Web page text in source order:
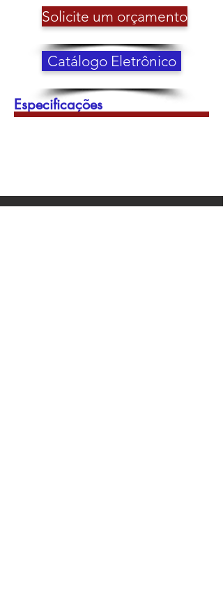
Solicite um orçamento
Catálogo Eletrônico
Especificações